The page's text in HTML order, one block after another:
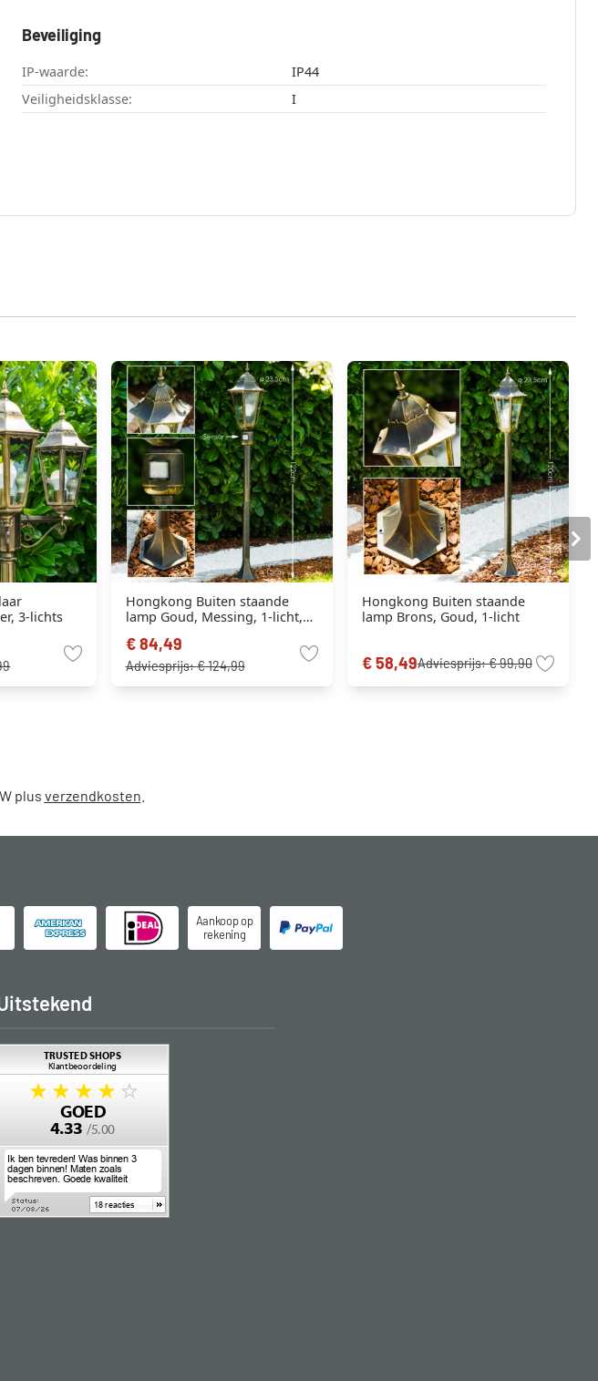
Beveiliging
IP-waarde:
IP44
Veiligheidsklasse:
I
3-lichts
Hongkong Buiten staande
lamp Goud, Messing, 1-licht,
€ 84,49
Adviesprijs:€ 124,99
Hongkong Buiten staande
lamp Brons, Goud, 1-licht
€ 58,49Adviesprijs:€ 99,90
plus verzendkosten
Aankoop op
rekening